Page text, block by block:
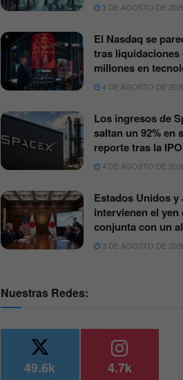
3 DE AGOSTO DE
El Nasdaq se
tras liquidaciones
millones en
4 DE AGOSTO DE
Los ingresos de
saltan un 92% en
reporte tras la IPO
4 DE AGOSTO DE
Estados Unidos y
intervienen el yen
conjunta con un
3 DE AGOSTO DE
Nuestras Redes:
49.6k 4.7k